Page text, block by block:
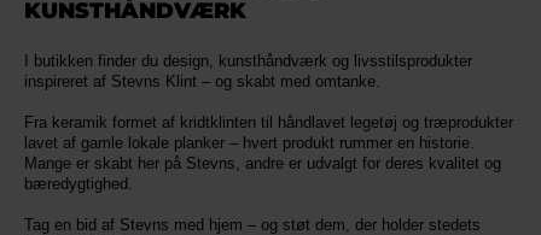
KUNSTHÅNDVÆRK
I butikken finder du design, kunsthåndværk og livsstilsprodukter
inspireret af Stevns Klint – og skabt med omtanke.
Fra keramik formet af kridtklinten til håndlavet legetøj og træprodukter
lavet af gamle lokale planker – hvert produkt rummer en historie.
Mange er skabt her på Stevns, andre er udvalgt for deres kvalitet og
bæredygtighed.
Tag en bid af Stevns med hjem – og støt dem, der holder stedets